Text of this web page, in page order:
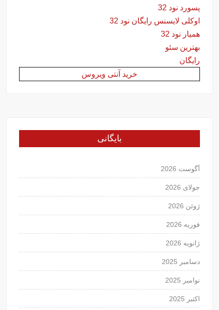
پسورد نود 32
اوکلی لایسنس رایگان نود 32
همیار نود 32
بهترین سئو
رایگان
خرید آنتی ویروس
بایگانی
آگوست 2026
جولای 2026
ژوئن 2026
فوریه 2026
ژانویه 2026
دسامبر 2025
نوامبر 2025
اکتبر 2025